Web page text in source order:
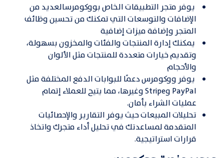
يوفر متجر التطبيقات الخاص بووكومرسالعديد من
الإضافات والتوسعات التي تمكنك من تحسين وظائف
المتجر وإضافة ميزات إضافية
يمكنك إدارة المنتجات والفئات والمخزون بسهولة،
وتقديم خيارات متعددة للمنتجات مثل الألوان
والأحجام
يوفر ووكومرس دعمًا للبوابات الدفع المختلفة مثل
PayPal وStripe وغيرها، مما يتيح للعملاء إتمام
عمليات الشراء بأمان.
تحليلات المبيعات حيث يوفر التقارير والإحصائيات
المتقدمة لمساعدتك في تحليل أداء متجرك واتخاذ
قرارات استراتيجية.